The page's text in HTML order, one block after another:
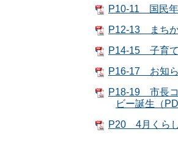
P10-11 国民年
P12-13 まちか
P14-15 子育て
P16-17 お知ら
P18-19 市長コ
ビー誕生（
P20 4月くらし